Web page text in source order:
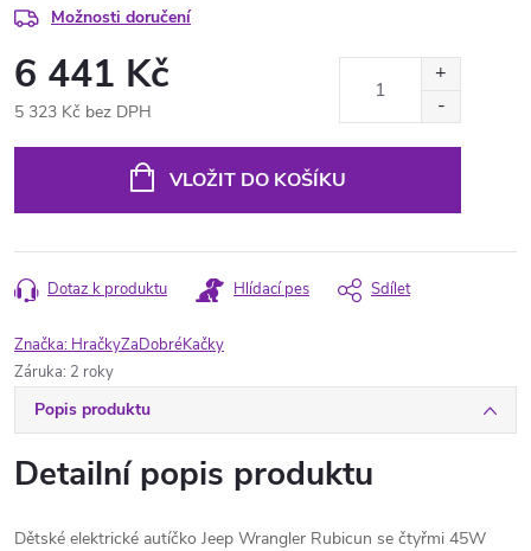
Možnosti doručení
6 441 Kč
5 323 Kč bez DPH
VLOŽIT DO KOŠÍKU
Dotaz k produktu Hlídací pes Sdílet
Značka: HračkyZaDobréKačky
Záruka: 2 roky
Popis produktu
Detailní popis produktu
Dětské elektrické autíčko Jeep Wrangler Rubicun se čtyřmi 45W